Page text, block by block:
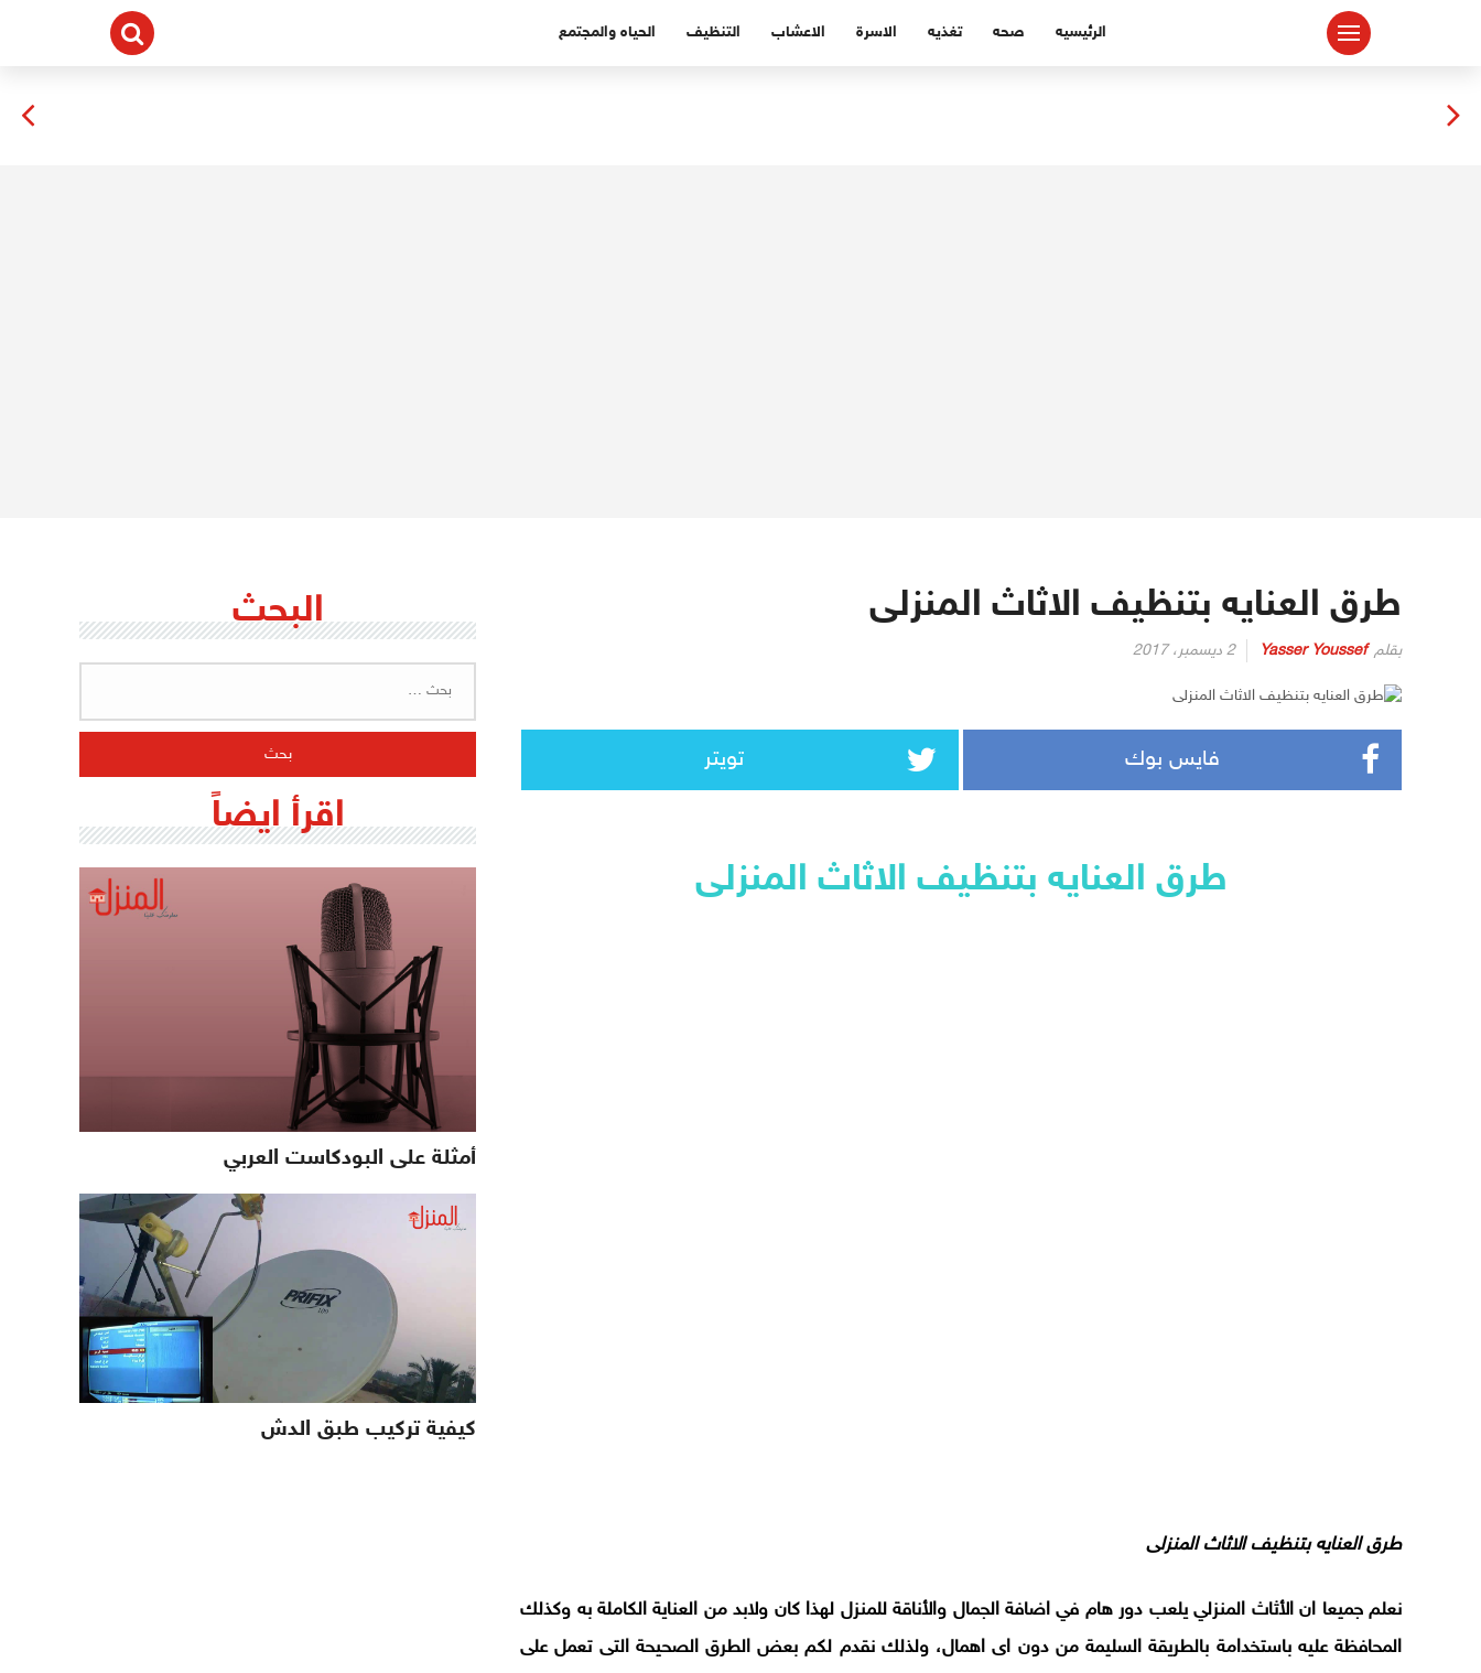
الرئيسيه صحه تغذيه الاسرة الاعشاب التنظيف الحياه والمجتمع
طرق العنايه بتنظيف الاثاث المنزلى
بقلم Yasser Youssef 2 ديسمبر، 2017
فايس بوك تويتر
طرق العنايه بتنظيف الاثاث المنزلى
طرق العنايه بتنظيف الاثاث المنزلى
نعلم جميعا ان الأثاث المنزلي يلعب دور هام في اضافة الجمال والأناقة للمنزل لهذا كان ولابد من العناية الكاملة به وكذلك
المحافظة عليه باستخدامة بالطريقة السليمة من دون اى اهمال، ولذلك نقدم لكم بعض الطرق الصحيحة التى تعمل على
البحث
اقرأ ايضاً
أمثلة على البودكاست العربي
كيفية تركيب طبق الدش